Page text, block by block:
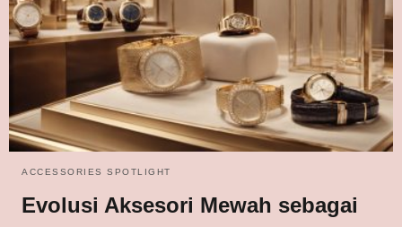
ACCESSORIES SPOTLIGHT
Evolusi Aksesori Mewah sebagai